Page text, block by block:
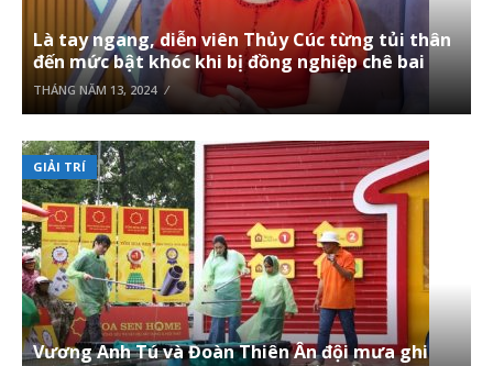
Là tay ngang, diễn viên Thủy Cúc từng tủi thân
đến mức bật khóc khi bị đồng nghiệp chê bai
THÁNG NĂM 13, 2024
GIẢI TRÍ
Vương Anh Tú và Đoàn Thiên Ân đội mưa ghi